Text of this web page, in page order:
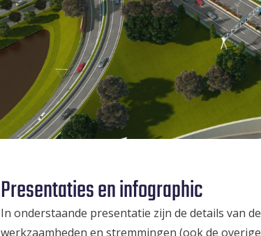
Presentaties en infographic
In onderstaande presentatie zijn de details van de
werkzaamheden en stremmingen (ook de overige